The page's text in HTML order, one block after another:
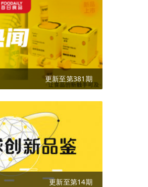
更新至第381期
更新至第14期